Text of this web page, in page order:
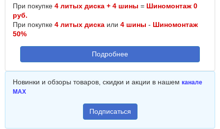
При покупке 4 литых диска + 4 шины = Шиномонтаж 0
руб.
При покупке 4 литых диска или 4 шины - Шиномонтаж
50%
Подробнее
Новинки и обзоры товаров, скидки и акции в нашем канале
MAX
Подписаться